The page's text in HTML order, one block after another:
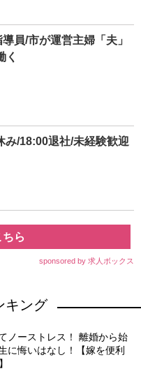
員/市が運営主婦「夫」
く
み/18:00退社/未経験歓迎
ら
sponsored by 求人ボックス
キング
ノーストレス！ 離婚から始
に悔いはなし！【嫁を便利